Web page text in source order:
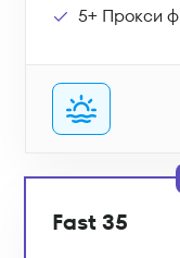
5+ Прокси
Fast 35